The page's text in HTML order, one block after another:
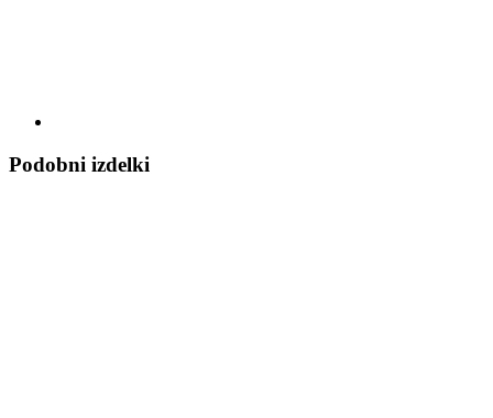
Podobni izdelki